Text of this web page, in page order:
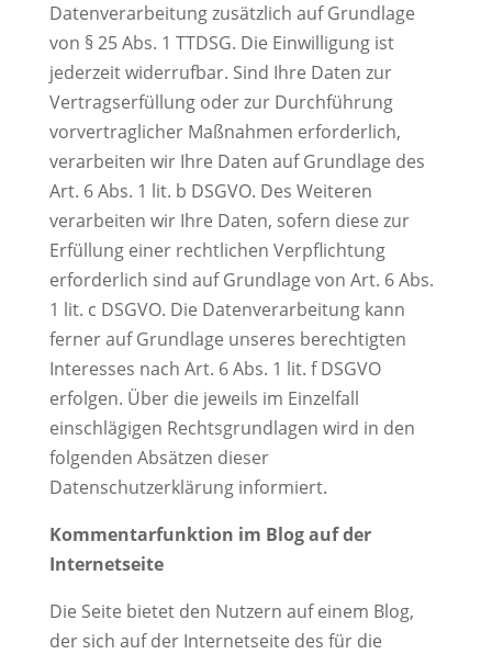
Datenverarbeitung zusätzlich auf Grundlage
von § 25 Abs. 1 TTDSG. Die Einwilligung ist
jederzeit widerrufbar. Sind Ihre Daten zur
Vertragserfüllung oder zur Durchführung
vorvertraglicher Maßnahmen erforderlich,
verarbeiten wir Ihre Daten auf Grundlage des
Art. 6 Abs. 1 lit. b DSGVO. Des Weiteren
verarbeiten wir Ihre Daten, sofern diese zur
Erfüllung einer rechtlichen Verpflichtung
erforderlich sind auf Grundlage von Art. 6 Abs.
1 lit. c DSGVO. Die Datenverarbeitung kann
ferner auf Grundlage unseres berechtigten
Interesses nach Art. 6 Abs. 1 lit. f DSGVO
erfolgen. Über die jeweils im Einzelfall
einschlägigen Rechtsgrundlagen wird in den
folgenden Absätzen dieser
Datenschutzerklärung informiert.
Kommentarfunktion im Blog auf der
Internetseite
Die Seite bietet den Nutzern auf einem Blog,
der sich auf der Internetseite des für die